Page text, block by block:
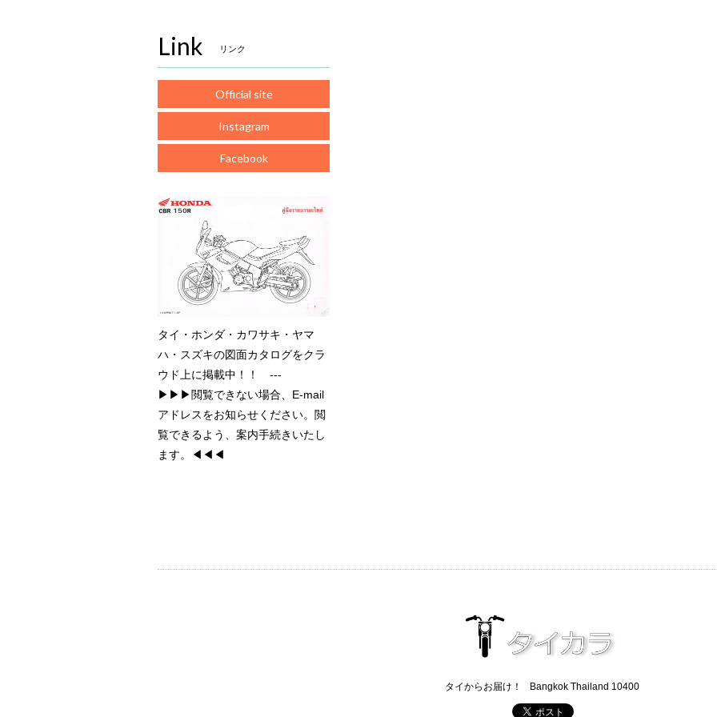
Link リンク
Official site
Instagram
Facebook
タイ・ホンダ・カワサキ・ヤマ
ハ・スズキの図面カタログをクラ
ウド上に掲載中！！ ---
▶▶▶閲覧できない場合、E-mail
アドレスをお知らせください。閲
覧できるよう、案内手続きいたし
ます。◀◀◀
タイからお届け！ Bangkok Thailand 10400